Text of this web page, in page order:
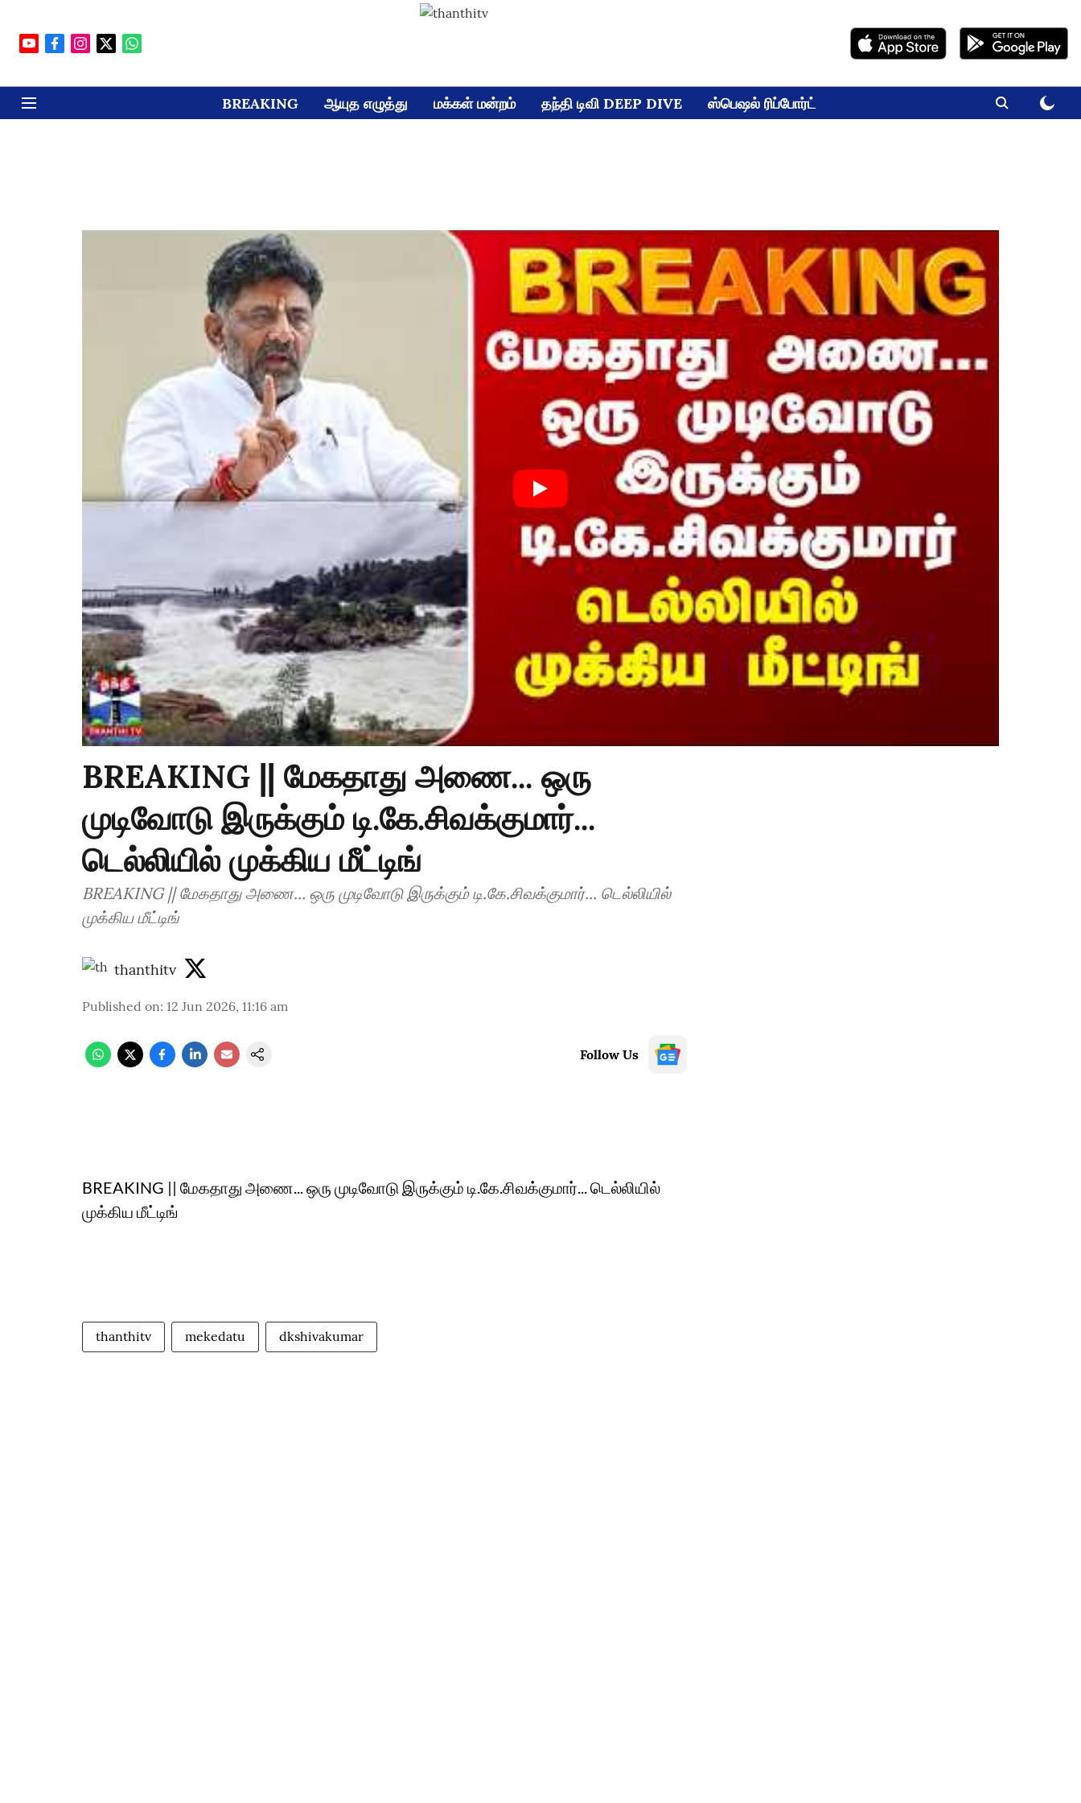
BREAKING ஆயுத எழுத்து மக்கள் மன்றம் தந்தி டிவி DEEP DIVE ஸ்பெஷல் ரிப்போர்ட்
BREAKING || மேகதாது அணை... ஒரு
முடிவோடு இருக்கும் டி.கே.சிவக்குமார்...
டெல்லியில் முக்கிய மீட்டிங்
BREAKING || மேகதாது அணை... ஒரு முடிவோடு இருக்கும் டி.கே.சிவக்குமார்... டெல்லியில்
முக்கிய மீட்டிங்
thanthitv
Published on: 12 Jun 2026, 11:16 am
Follow Us
BREAKING || மேகதாது அணை... ஒரு முடிவோடு இருக்கும் டி.கே.சிவக்குமார்... டெல்லியில்
முக்கிய மீட்டிங்
thanthitv mekedatu dkshivakumar